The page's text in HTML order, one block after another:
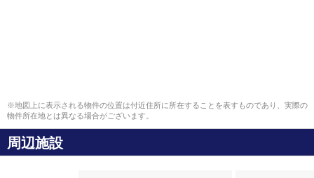
※地図上に表示される物件の位置は付近住所に所在することを表すものであり、実際の
物件所在地とは異なる場合がございます。
周辺施設